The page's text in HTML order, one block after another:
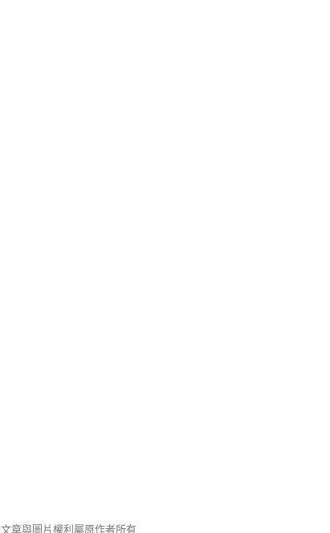
文章與圖片權利屬原作者所有